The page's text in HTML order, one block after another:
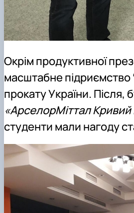
Окрім продуктивної
масштабне підриємство
прокату України. Після,
«АрселорМіттал Кривий
студенти мали нагоду